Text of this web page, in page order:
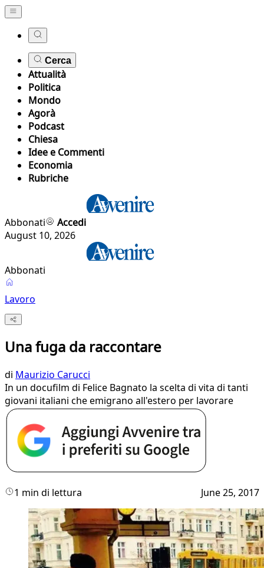
Cerca
Attualità
Politica
Mondo
Agorà
Podcast
Chiesa
Idee e Commenti
Economia
Rubriche
Abbonati
Accedi
August 10, 2026
Abbonati
Lavoro
Una fuga da raccontare
di Maurizio Carucci
In un docufilm di Felice Bagnato la scelta di vita di tanti
giovani italiani che emigrano all'estero per lavorare
1 min di lettura June 25, 2017